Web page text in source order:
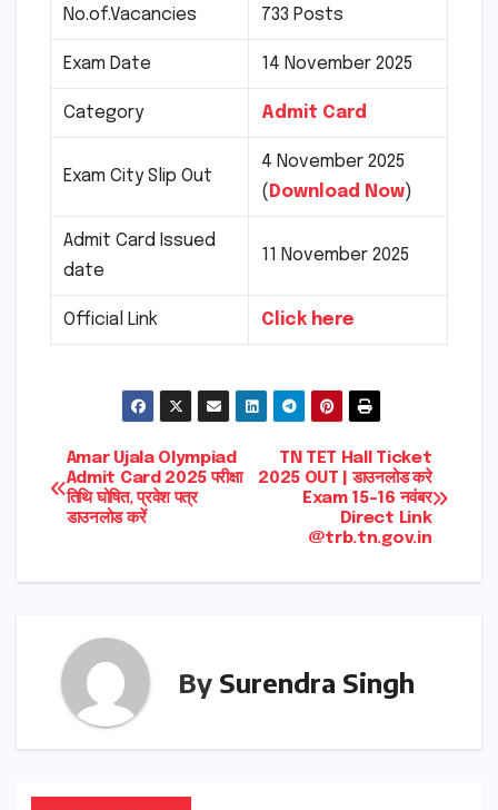
No.of.Vacancies 733 Posts
Exam Date 14 November 2025
Category Admit Card
Exam City Slip Out
4 November 2025
(Download Now)
Admit Card Issued
date
11 November 2025
Official Link Click here
Post
navigation
TN TET Hall Ticket
2025 OUT | डाउनलोड करे
Exam 15-16 नवंबर
Direct Link
@trb.tn.gov.in
Amar Ujala Olympiad
Admit Card 2025 परीक्षा
तिथि घोषित, प्रवेश पत्र
डाउनलोड करें
By Surendra Singh